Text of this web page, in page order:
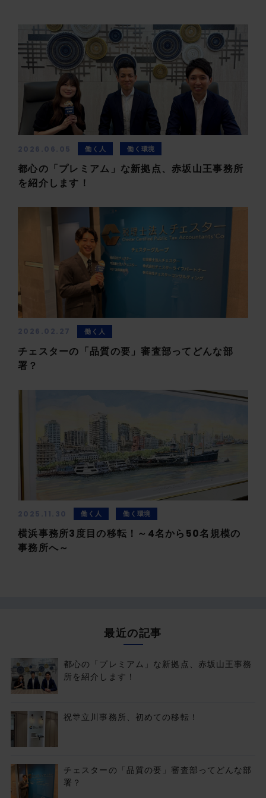
2026.06.05 働く人 働く環境
都心の「プレミアム」な新拠点、赤坂山王事務所
を紹介します！
2026.02.27 働く人
チェスターの「品質の要」審査部ってどんな部
署？
2025.11.30 働く人 働く環境
横浜事務所3度目の移転！～4名から50名規模の
事務所へ～
最近の記事
都心の「プレミアム」な新拠点、赤坂山王事務
所を紹介します！
祝🎊立川事務所、初めての移転！
チェスターの「品質の要」審査部ってどんな部
署？